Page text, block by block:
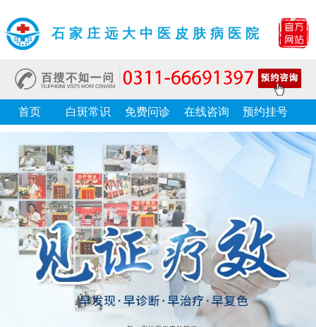
石家庄远大中医皮肤病医院
首页 白斑常识 免费问诊 在线咨询 预约挂号